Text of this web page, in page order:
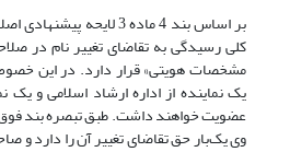
بر اساس بند 4 ماده 3
کلی رسیدگی به تقاضای تغییر نام در
مشخصات هویتی» قرار دارد. در این
یک نماینده از اداره ارشاد اسلامی و
عضویت خواهند داشت. طبق تبصره بند
وی یک‌بار حق تقاضای تغییر آن را دارد و